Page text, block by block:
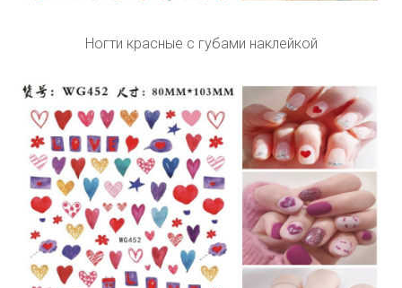
Ногти красные с губами наклейкой